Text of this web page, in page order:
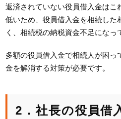
返済されていない役員借入金はこ
低いため、役員借入金を相続した
く、相続税の納税資金不足になっ
多額の役員借入金で相続人が困っ
金を解消する対策が必要です。
2．社長の役員借